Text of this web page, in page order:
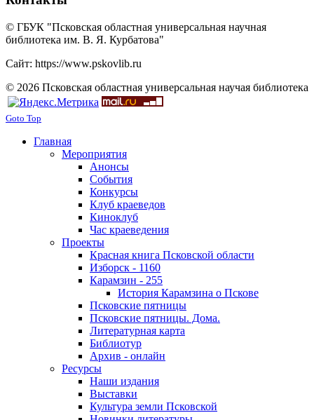
© ГБУК "Псковская областная универсальная научная
библиотека им. В. Я. Курбатова"
Сайт: https://www.pskovlib.ru
© 2026 Псковская областная универсальная научая библиотека
Goto Top
Главная
Мероприятия
Анонсы
События
Конкурсы
Клуб краеведов
Киноклуб
Час краеведения
Проекты
Красная книга Псковской области
Изборск - 1160
Карамзин - 255
История Карамзина о Пскове
Псковские пятницы
Псковские пятницы. Дома.
Литературная карта
Библиотур
Архив - онлайн
Ресурсы
Наши издания
Выставки
Культура земли Псковской